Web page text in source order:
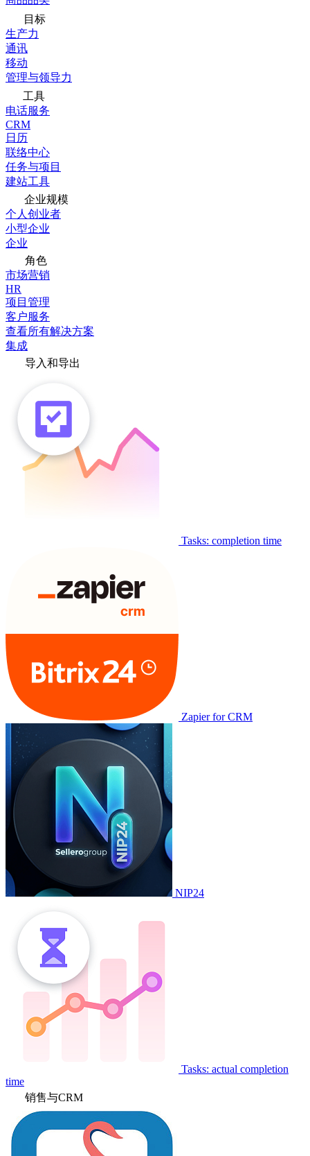
目标
生产力
通讯
移动
管理与领导力
工具
电话服务
CRM
日历
联络中心
任务与项目
建站工具
企业规模
个人创业者
小型企业
企业
角色
市场营销
HR
项目管理
客户服务
查看所有解决方案
集成
导入和导出
Tasks: completion time
Zapier for CRM
NIP24
Tasks: actual completion
time
销售与CRM